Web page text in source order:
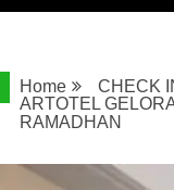
Home
CHECK
ARTOTEL
RAMADHAN